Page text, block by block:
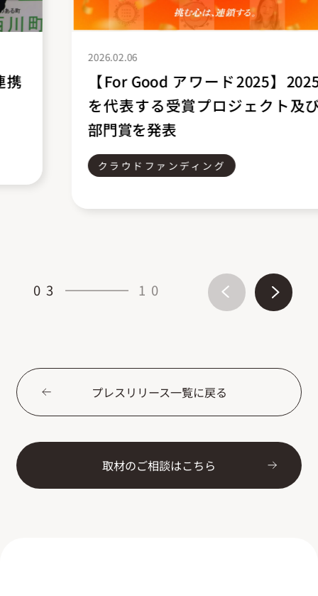
【For Good アワード2025】2025年
を代表する受賞プロジェクト及び各
部門賞を発表
クラウドファンディング
03 10
プレスリリース一覧に戻る
取材のご相談はこちら